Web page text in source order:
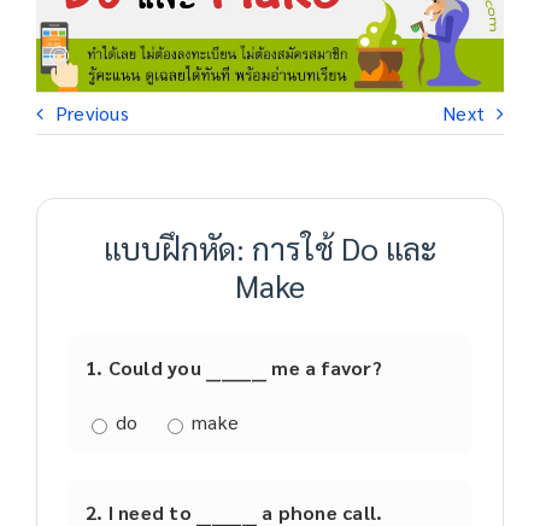
Previous Next
แบบฝึกหัด: การใช้ Do และ
Make
1. Could you ________ me a favor?
do make
2. I need to ________ a phone call.